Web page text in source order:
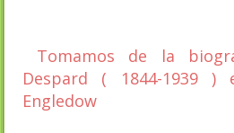
Tomamos de la
Despard ( 1844-1939 )
Engledow